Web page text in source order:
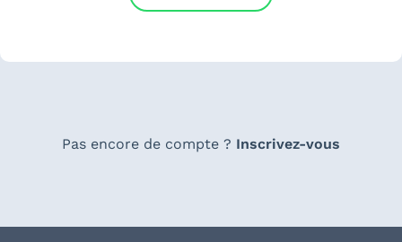
Pas encore de compte ? Inscrivez-vous